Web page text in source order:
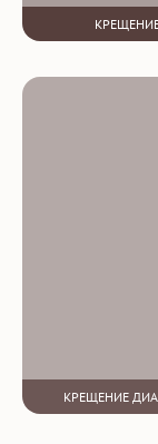
КРЕЩЕНИЕ